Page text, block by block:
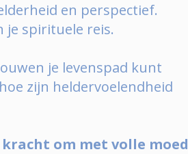
en perspectief.
je spirituele reis.
je levenspad kunt
zijn heldervoelendheid
om met volle moed